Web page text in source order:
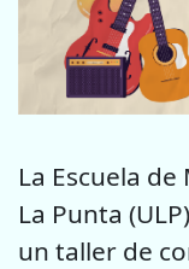
La Escuela
La Punta
un taller de